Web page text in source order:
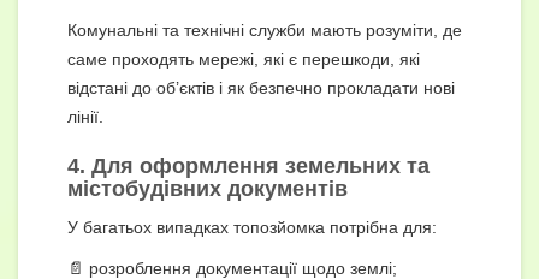
Комунальні та технічні служби мають розуміти, де
саме проходять мережі, які є перешкоди, які
відстані до об’єктів і як безпечно прокладати нові
лінії.
4. Для оформлення земельних та
містобудівних документів
У багатьох випадках топозйомка потрібна для:
📄 розроблення документації щодо землі;